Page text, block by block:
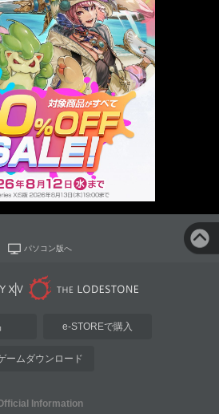
パソコン版へ
e-STOREで購入
ームダウンロード
Information